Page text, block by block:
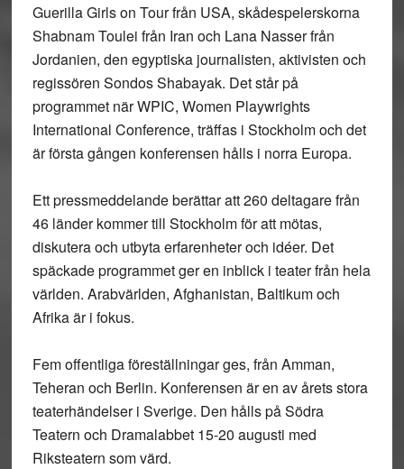
Guerilla Girls on Tour från USA, skådespelerskorna
Shabnam Toulei från Iran och Lana Nasser från
Jordanien, den egyptiska journalisten, aktivisten och
regissören Sondos Shabayak. Det står på
programmet när WPIC, Women Playwrights
International Conference, träffas i Stockholm och det
är första gången konferensen hålls i norra Europa.
Ett pressmeddelande berättar att 260 deltagare från
46 länder kommer till Stockholm för att mötas,
diskutera och utbyta erfarenheter och idéer. Det
späckade programmet ger en inblick i teater från hela
världen. Arabvärlden, Afghanistan, Baltikum och
Afrika är i fokus.
Fem offentliga föreställningar ges, från Amman,
Teheran och Berlin. Konferensen är en av årets stora
teaterhändelser i Sverige. Den hålls på Södra
Teatern och Dramalabbet 15-20 augusti med
Riksteatern som värd.